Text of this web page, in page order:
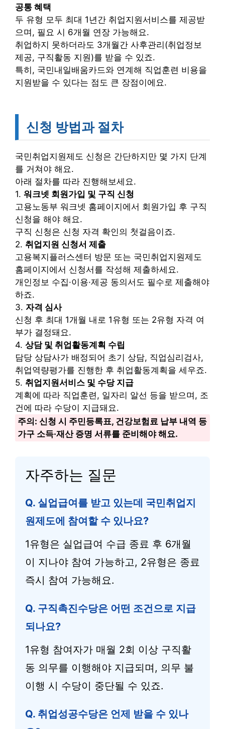
공통 혜택
두 유형 모두 최대 1년간 취업지원서비스를 제공받
으며, 필요 시 6개월 연장 가능해요.
취업하지 못하더라도 3개월간 사후관리(취업정보
제공, 구직활동 지원)를 받을 수 있죠.
특히, 국민내일배움카드와 연계해 직업훈련 비용을
지원받을 수 있다는 점도 큰 장점이에요.
신청 방법과 절차
국민취업지원제도 신청은 간단하지만 몇 가지 단계
를 거쳐야 해요.
아래 절차를 따라 진행해보세요.
1. 워크넷 회원가입 및 구직 신청
고용노동부 워크넷 홈페이지에서 회원가입 후 구직
신청을 해야 해요.
구직 신청은 신청 자격 확인의 첫걸음이죠.
2. 취업지원 신청서 제출
고용복지플러스센터 방문 또는 국민취업지원제도
홈페이지에서 신청서를 작성해 제출하세요.
개인정보 수집·이용·제공 동의서도 필수로 제출해야
하죠.
3. 자격 심사
신청 후 최대 1개월 내로 1유형 또는 2유형 자격 여
부가 결정돼요.
4. 상담 및 취업활동계획 수립
담당 상담사가 배정되어 초기 상담, 직업심리검사,
취업역량평가를 진행한 후 취업활동계획을 세우죠.
5. 취업지원서비스 및 수당 지급
계획에 따라 직업훈련, 일자리 알선 등을 받으며, 조
건에 따라 수당이 지급돼요.
주의: 신청 시 주민등록표, 건강보험료 납부 내역 등
가구 소득·재산 증명 서류를 준비해야 해요.
자주하는 질문
Q. 실업급여를 받고 있는데 국민취업지
원제도에 참여할 수 있나요?
1유형은 실업급여 수급 종료 후 6개월
이 지나야 참여 가능하고, 2유형은 종료
즉시 참여 가능해요.
Q. 구직촉진수당은 어떤 조건으로 지급
되나요?
1유형 참여자가 매월 2회 이상 구직활
동 의무를 이행해야 지급되며, 의무 불
이행 시 수당이 중단될 수 있죠.
Q. 취업성공수당은 언제 받을 수 있나